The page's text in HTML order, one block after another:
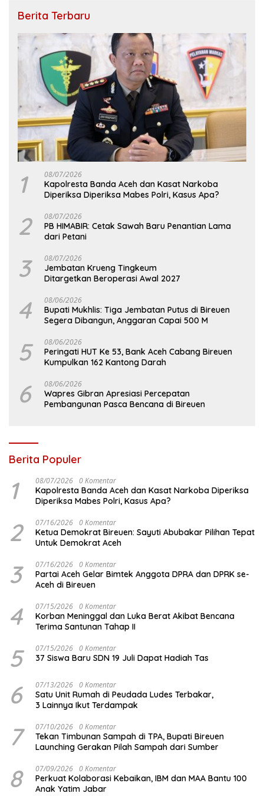
Berita Terbaru
1 08/07/2026
Kapolresta Banda Aceh dan Kasat Narkoba
Diperiksa Diperiksa Mabes Polri, Kasus Apa?
2 08/07/2026
PB HIMABIR: Cetak Sawah Baru Penantian Lama
dari Petani
3 08/07/2026
Jembatan Krueng Tingkeum
Ditargetkan Beroperasi Awal 2027
4 08/06/2026
Bupati Mukhlis: Tiga Jembatan Putus di Bireuen
Segera Dibangun, Anggaran Capai 500 M
5 08/06/2026
Peringati HUT Ke 53, Bank Aceh Cabang Bireuen
Kumpulkan 162 Kantong Darah
6 08/06/2026
Wapres Gibran Apresiasi Percepatan
Pembangunan Pasca Bencana di Bireuen
Berita Populer
1 08/07/2026 0 Komentar
Kapolresta Banda Aceh dan Kasat Narkoba Diperiksa
Diperiksa Mabes Polri, Kasus Apa?
2 07/16/2026 0 Komentar
Ketua Demokrat Bireuen: Sayuti Abubakar Pilihan Tepat
Untuk Demokrat Aceh
3 07/16/2026 0 Komentar
Partai Aceh Gelar Bimtek Anggota DPRA dan DPRK se-
Aceh di Bireuen
4 07/15/2026 0 Komentar
Korban Meninggal dan Luka Berat Akibat Bencana
Terima Santunan Tahap II
5 07/15/2026 0 Komentar
37 Siswa Baru SDN 19 Juli Dapat Hadiah Tas
6 07/13/2026 0 Komentar
Satu Unit Rumah di Peudada Ludes Terbakar,
3 Lainnya Ikut Terdampak
7 07/10/2026 0 Komentar
Tekan Timbunan Sampah di TPA, Bupati Bireuen
Launching Gerakan Pilah Sampah dari Sumber
8 07/09/2026 0 Komentar
Perkuat Kolaborasi Kebaikan, IBM dan MAA Bantu 100
Anak Yatim Jabar